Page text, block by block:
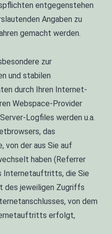
entgegenstehen
Angaben zu
gemacht werden.
zur
und stabilen
durch Ihren Internet-
Webspace-Provider
Logfiles werden u.a.
das
von der aus Sie auf
haben (Referrer
Internetauftritts, die Sie
des jeweiligen Zugriffs
von dem
erfolgt,